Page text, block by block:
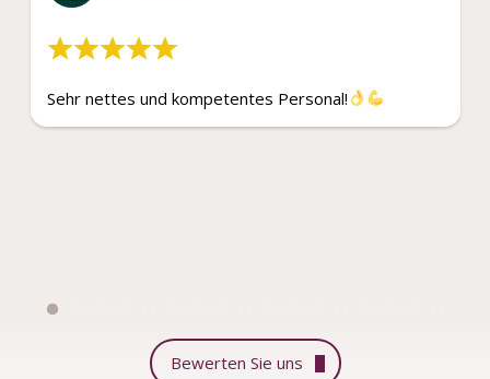
Sehr nettes und kompetentes Personal!
Bewerten Sie uns